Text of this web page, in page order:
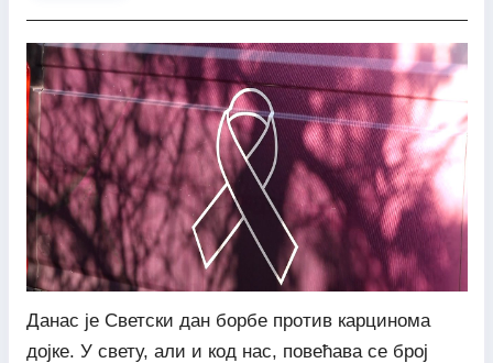
Данас је Светски дан борбе против карцинома
дојке. У свету, али и код нас, повећава се број